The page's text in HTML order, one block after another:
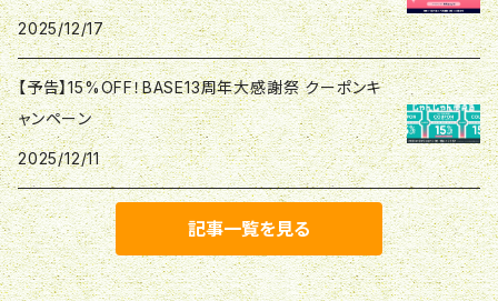
2025/12/17
【予告】15%OFF！BASE13周年大感謝祭 クーポンキ
ャンペーン
2025/12/11
記事一覧を見る